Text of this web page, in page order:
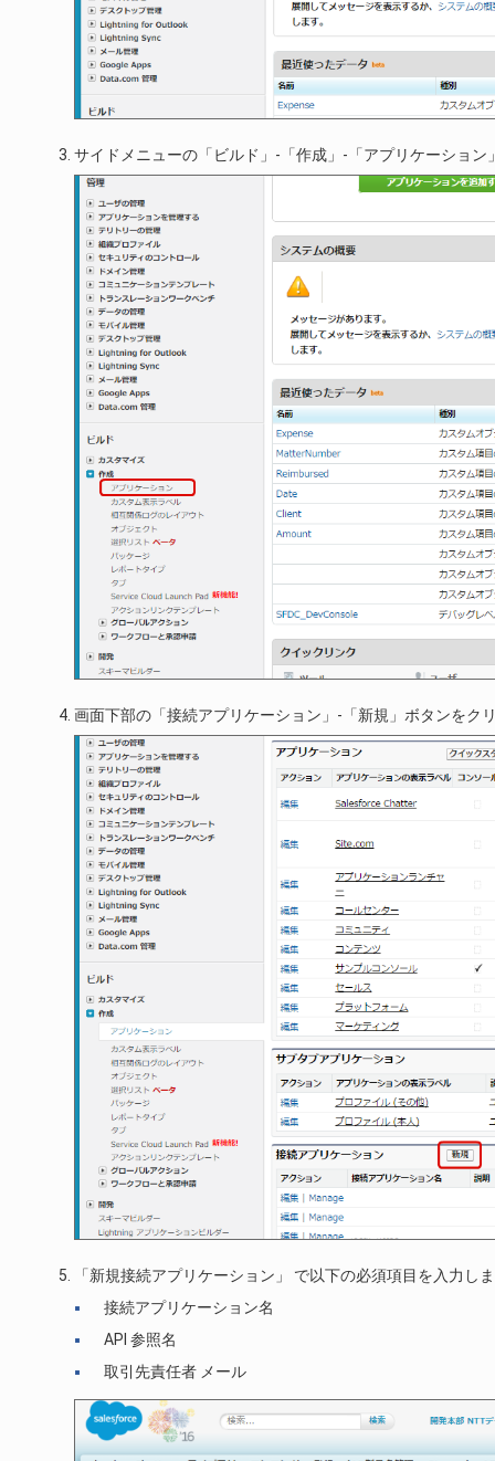
サイドメニューの「ビルド」-「作成」-「アプリケーショ
画面下部の「接続アプリケーション」-「新規」ボタンをク
「新規接続アプリケーション」 で以下の必須項目を入力し
接続アプリケーション名
API 参照名
取引先責任者 メール